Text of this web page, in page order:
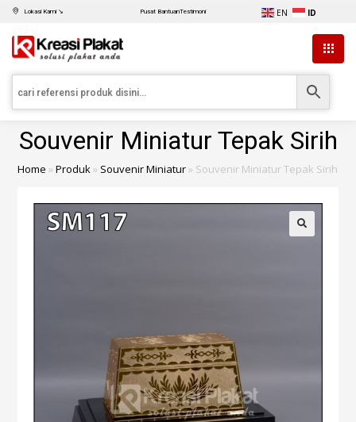
Lokasi Kami ↘ Pusat BantuanTestimoni EN ID
Souvenir Miniatur Tepak Sirih
Home »Produk» Souvenir Miniatur» Souvenir Miniatur Tepak Sirih